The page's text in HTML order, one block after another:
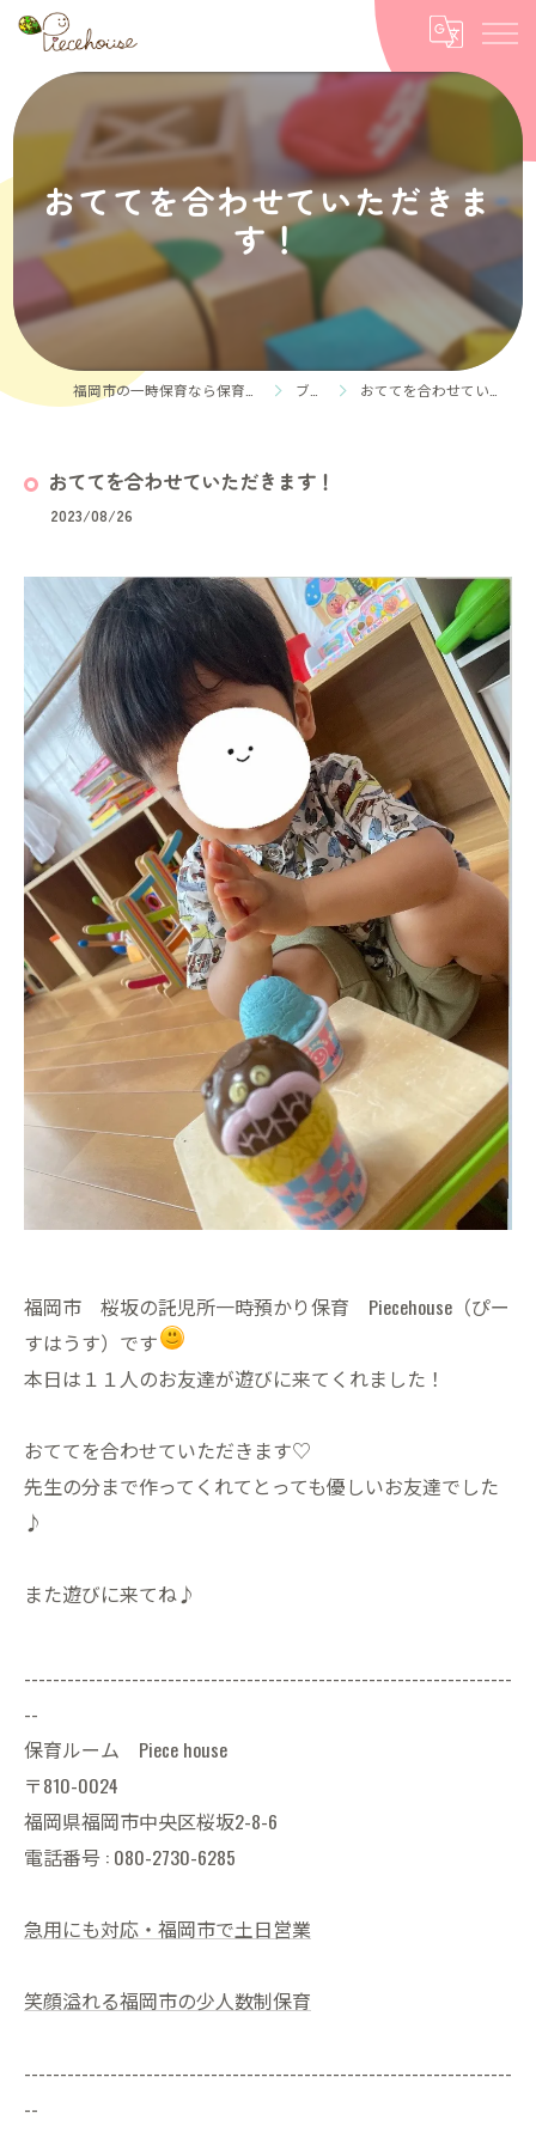
おててを合わせていただきま
す！
ブログ おててを合わせていただきます！
おててを合わせていただきます！
2023/08/26
福岡市 桜坂の託児所一時預かり保育 Piecehouse（ぴー
すはうす）です
本日は１１人のお友達が遊びに来てくれました！
おててを合わせていただきます♡
先生の分まで作ってくれてとっても優しいお友達でした
♪
また遊びに来てね♪
--------------------------------------------------------------------
--
保育ルーム Piece house
〒810-0024
福岡県福岡市中央区桜坂2-8-6
電話番号 : 080-2730-6285
急用にも対応・福岡市で土日営業
笑顔溢れる福岡市の少人数制保育
--------------------------------------------------------------------
--